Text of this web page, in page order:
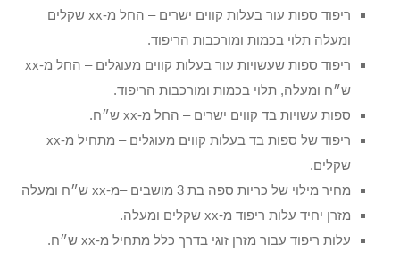
ריפוד ספות עור בעלות קווים ישרים – החל מ-xx שקלים
ומעלה תלוי בכמות ומורכבות הריפוד.
ריפוד ספות שעשויות עור בעלות קווים מעוגלים – החל מ-xx
ש״ח ומעלה, תלוי בכמות ומורכבות הריפוד.
ספות עשויות בד קווים ישרים – החל מ-xx ש״ח.
ריפוד של ספות בד בעלות קווים מעוגלים – מתחיל מ-xx
שקלים.
מחיר מילוי של כריות ספה בת 3 מושבים –מ-xx ש״ח ומעלה
מזרן יחיד עלות ריפוד מ-xx שקלים ומעלה.
עלות ריפוד עבור מזרן זוגי בדרך כלל מתחיל מ-xx ש״ח.